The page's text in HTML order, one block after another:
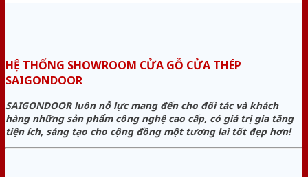
HỆ THỐNG SHOWROOM CỬA GỖ CỬA THÉP
SAIGONDOOR
SAIGONDOOR luôn nỗ lực mang đến cho đối tác và khách
hàng những sản phẩm công nghệ cao cấp, có giá trị gia tăng
tiện ích, sáng tạo cho cộng đồng một tương lai tốt đẹp hơn!